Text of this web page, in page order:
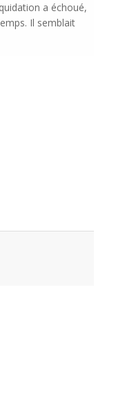
a échoué,
Il semblait